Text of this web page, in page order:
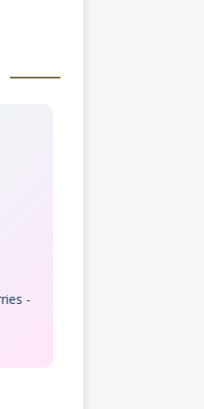
Just My Imagination